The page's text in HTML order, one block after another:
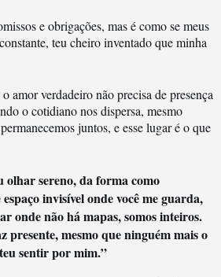
e obrigações, mas é como se meus
teu cheiro inventado que minha
amor verdadeiro não precisa de presença
o cotidiano nos dispersa, mesmo
juntos, e esse lugar é o que
olhar sereno, da forma como
invisível onde você me guarda,
onde não há mapas, somos inteiros.
presente, mesmo que ninguém mais o
sentir por mim.”